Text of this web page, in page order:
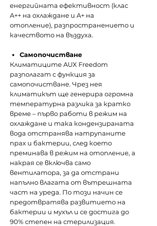
енергийната ефективност (клас
A++ на охлаждане и A+ на
отопление), разпространението и
качеството на въздуха.
Самопочистване
Климатиците AUX Freedom
разполагат с функция за
самопочистване. Чрез нея
климатикът ще генерира огромна
температурна разлика за кратко
време – първо работи в режим на
охлаждане и така кондензираната
вода отстранява натрупаните
прах и бактерии, след което
преминава в режим на отопление, а
накрая се включва само
вентилатора, за да отстрани
напълно влагата от вътрешната
част на уреда. По този начин се
предотвратява развитието на
бактерии и мухъл и се достига до
90% степен на стерилизация.